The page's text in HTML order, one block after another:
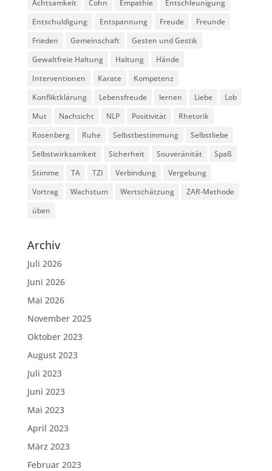
Achtsamkeit Cohn Empathie
Entschleunigung
Entschuldigung
Entspannung Freude
Freunde
Frieden
Gemeinschaft
Gesten und Gestik
Gewaltfreie Haltung
Haltung
Hände
Interventionen
Karate
Kompetenz
Konfliktklärung
Lebensfreude lernen Liebe
Lob
Mut
Nachsicht NLP Positivität
Rhetorik
Rosenberg
Ruhe Selbstbestimmung
Selbstliebe
Selbstwirksamkeit
Sicherheit Souveränität
Spaß
Stimme
TA TZI Verbindung
Vergebung
Vortrag
Wachstum Wertschätzung
ZAR-Methode
üben
Archiv
Juli 2026
Juni 2026
Mai 2026
November 2025
Oktober 2023
August 2023
Juli 2023
Juni 2023
Mai 2023
April 2023
März 2023
Februar 2023